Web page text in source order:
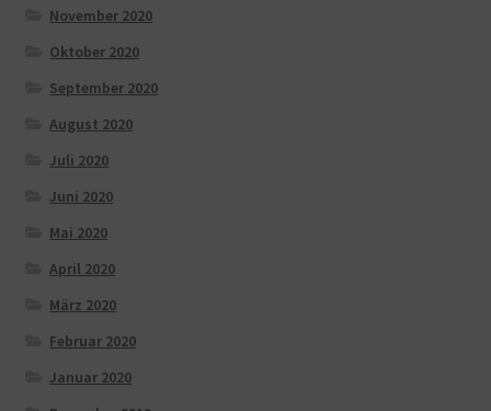
November 2020
Oktober 2020
September 2020
August 2020
Juli 2020
Juni 2020
Mai 2020
April 2020
März 2020
Februar 2020
Januar 2020